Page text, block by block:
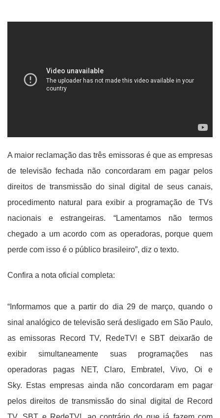
A maior reclamação das três emissoras é que as empresas
de televisão fechada não concordaram em pagar pelos
direitos de transmissão do sinal digital de seus canais,
procedimento natural para exibir a programação de TVs
nacionais e estrangeiras. “Lamentamos não termos
chegado a um acordo com as operadoras, porque quem
perde com isso é o público brasileiro”, diz o texto.
Confira a nota oficial completa:
“Informamos que a partir do dia 29 de março, quando o
sinal analógico de televisão será desligado em São Paulo,
as emissoras Record TV, RedeTV! e SBT deixarão de
exibir simultaneamente suas programações nas
operadoras pagas NET, Claro, Embratel, Vivo, Oi e
Sky. Estas empresas ainda não concordaram em pagar
pelos direitos de transmissão do sinal digital de Record